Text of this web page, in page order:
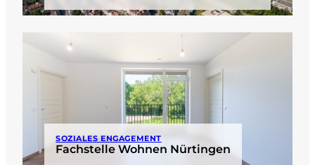
SOZIALES ENGAGEMENT
Fachstelle Wohnen Nürtingen